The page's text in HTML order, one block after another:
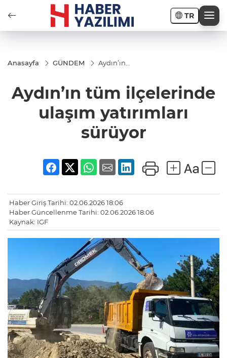
TR
Anasayfa GÜNDEM
Aydın’ın
ulaşım
yatırımları
Aydın’ın tüm ilçelerinde
ulaşım yatırımları
sürüyor
Haber Giriş Tarihi: 02.06.2026 18:06
Haber Güncellenme Tarihi: 02.06.2026 18:06
Kaynak: IGF